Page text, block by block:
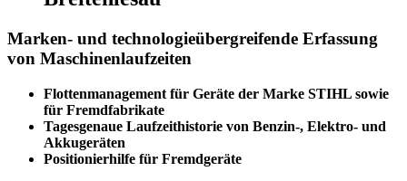
Marken- und technologieübergreifende Erfassung
von Maschinenlaufzeiten
Flottenmanagement für Geräte der Marke STIHL sowie
für Fremdfabrikate
Tagesgenaue Laufzeithistorie von Benzin-, Elektro- und
Akkugeräten
Positionierhilfe für Fremdgeräte